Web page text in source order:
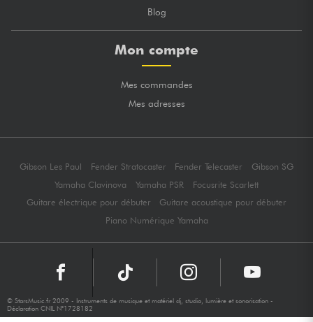
Blog
Mon compte
Mes commandes
Mes adresses
Gibson Les Paul Fender Stratocaster Fender Telecaster
Gibson SG
Yamaha Clavinova
Yamaha PSR
Focusrite Scarlett
Guitare électrique pour débuter
Guitare acoustique pour débuter
Piano Numérique Yamaha
© StarsMusic.fr 2009 - Instruments de musique et matériel dj, studio, lumière et sonorisation -
Déclaration CNIL N°1728182